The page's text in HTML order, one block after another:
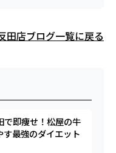
田店ブログ一覧に戻る
で即痩せ！松屋の牛
最強のダイエット